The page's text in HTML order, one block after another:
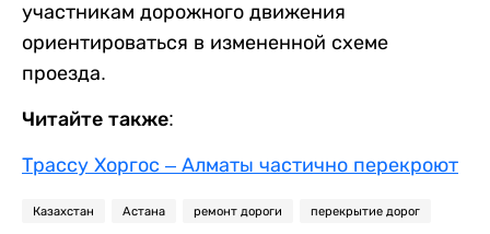
участникам дорожного движения
ориентироваться в измененной схеме
проезда.
Читайте также:
Трассу Хоргос – Алматы частично перекроют
Казахстан Астана ремонт дороги перекрытие дорог